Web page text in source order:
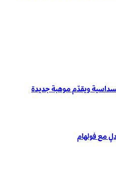
ويقدّم موهبة جديدة
مع فولهام